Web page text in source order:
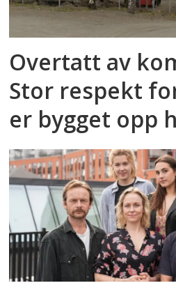
Overtatt av
Stor respekt
er bygget opp